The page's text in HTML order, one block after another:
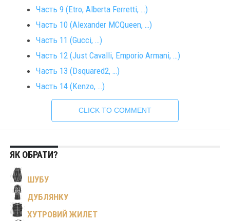
Часть 9 (Etro, Alberta Ferretti, …)
Часть 10 (Alexander MCQueen, …)
Часть 11 (Gucci, …)
Часть 12 (Just Cavalli, Emporio Armani, …)
Часть 13 (Dsquared2, …)
Часть 14 (Kenzo, …)
CLICK TO COMMENT
ЯК ОБРАТИ?
ШУБУ
ДУБЛЯНКУ
ХУТРОВИЙ ЖИЛЕТ